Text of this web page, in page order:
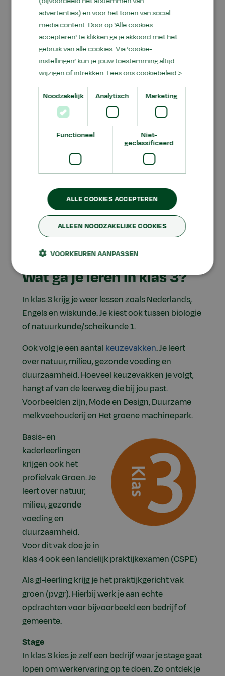
niveaus.
Je krijgt weer algemene lessen en praktijklessen.
Je blijft in dezelfde themaklas.
Stage
Je gaat één dag op
stage. Je helpt mee
op school of loopt
een dagje mee met
iemand die je kent.
Aan het einde van
klas 2 kies je samen
met je ouders en je coach de leerweg waarin je
Wat ga je leren in klas 3?
In klas 3 krijg je weer lessen zoals Nederlands,
Engels en wiskunde. Je kiest ook tussen biologie
of natuurkunde/scheikunde 1.
Ook volg je een aantal keuzevakken. Je leert
over natuur, milieu, gezonde voeding en
duurzaamheid. Hoeveel keuzevakken je volgt,
hangt af van de leerweg die bij jou past.
Voorbeelden zijn, Mode en Design, Duurzame
melkveehouderij en Het groene machinepark.
Basis- en
kaderleerlingen
krijgen ook het
profielvak Groen. Je
leert over natuur,
milieu, gezonde
voeding en
duurzaamheid.
Voor dit vak doe je in
klas 4 ook een landelijk praktijkexamen (CSPE)
Als gl-leerling krijg je het praktijkgericht vak
groen (pvgr). Hierbij werk je aan echte
opdrachten voor bijvoorbeeld een bedrijf of
gemeente.
Stage
In klas 3 kies je zelf een bedrijf waar je stage gaat
lopen om werkervaring op te doen. Zo ontdek je
advertenties) en voor het tonen van social
media content. Door op 'Alle cookies
accepteren' te klikken ga je akkoord met het
gebruik van alle cookies. Via ‘cookie-
instellingen’ kun je jouw toestemming altijd
wijzigen of intrekken. Lees ons cookiebeleid >
Noodzakelijk Analytisch Marketing
Functioneel
Niet-
geclassificeerd
ALLE COOKIES ACCEPTEREN
ALLEEN NOODZAKELIJKE COOKIES
VOORKEUREN AANPASSEN